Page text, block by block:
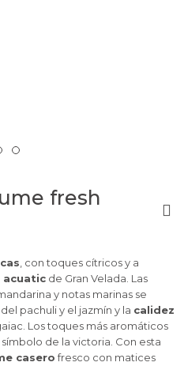
fresh
, con toques cítricos y a
acuaticde Gran Velada. Las
y notas marinas se
del pachuli y el jazmín y la calidez
Los toques más aromáticos
de la victoria. Con esta
caserofresco con matices